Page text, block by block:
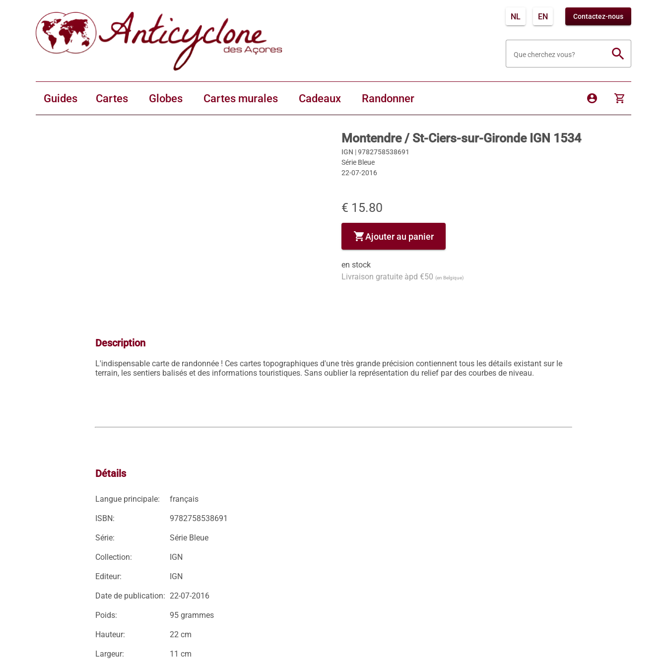
NL EN Contactez-nous
Que cherchez vous? search
Guides Cartes Globes Cartes murales Cadeaux Randonner account_circle shopping_cart
Montendre / St-Ciers-sur-Gironde IGN 1534
IGN |9782758538691
Série Bleue
22-07-2016
€ 15.80
shopping_cartAjouter au panier
en stock
Livraison gratuite àpd €50 (en Belgique)
Description
L'indispensable carte de randonnée ! Ces cartes topographiques d'une très grande précision contiennent tous les détails existant sur le
terrain, les sentiers balisés et des informations touristiques. Sans oublier la représentation du relief par des courbes de niveau.
Détails
Langue principale: français
ISBN: 9782758538691
Série: Série Bleue
Collection: IGN
Editeur: IGN
Date de publication: 22-07-2016
Poids: 95 grammes
Hauteur: 22 cm
Largeur: 11 cm